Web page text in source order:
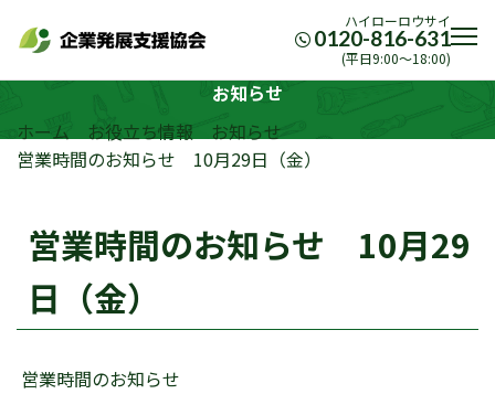
ハイローロウサイ
0120-816-631
(平日9:00〜18:00)
お知らせ
ホーム
お役立ち情報
お知らせ
営業時間のお知らせ 10月29日（金）
営業時間のお知らせ 10月29
日（金）
営業時間のお知らせ